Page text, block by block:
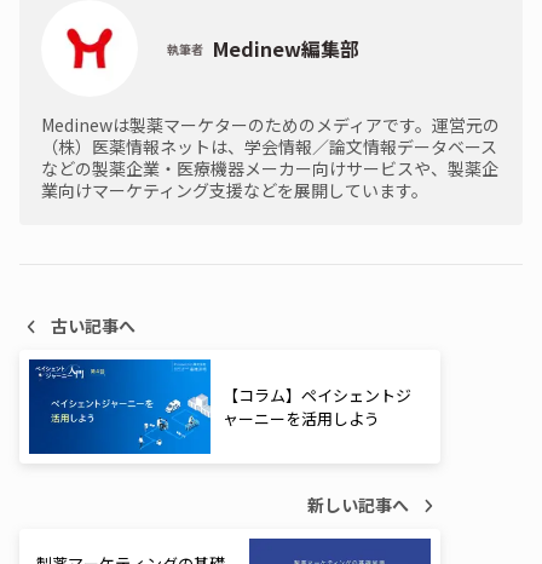
執筆者 Medinew編集部
Medinewは製薬マーケターのためのメディアです。運営元の
（株）医薬情報ネットは、学会情報／論文情報データベース
などの製薬企業・医療機器メーカー向けサービスや、製薬企
業向けマーケティング支援などを展開しています。
古い記事へ
【コラム】ペイシェントジ
ャーニーを活用しよう
新しい記事へ